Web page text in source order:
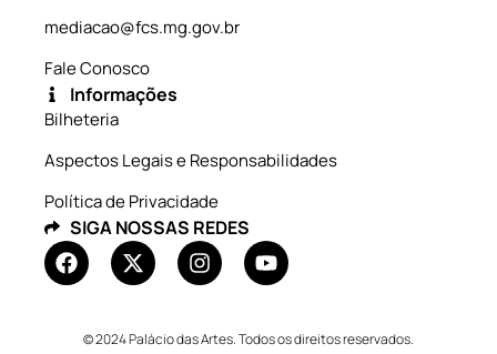
mediacao@fcs.mg.gov.br
Fale Conosco
Informações
Bilheteria
Aspectos Legais e Responsabilidades
Política de Privacidade
SIGA NOSSAS REDES
© 2024 Palácio das Artes. Todos os direitos reservados.